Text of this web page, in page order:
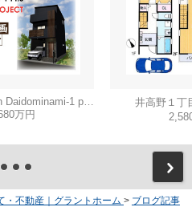
万円
井高野１
・不動産｜グラントホーム > ブログ記事